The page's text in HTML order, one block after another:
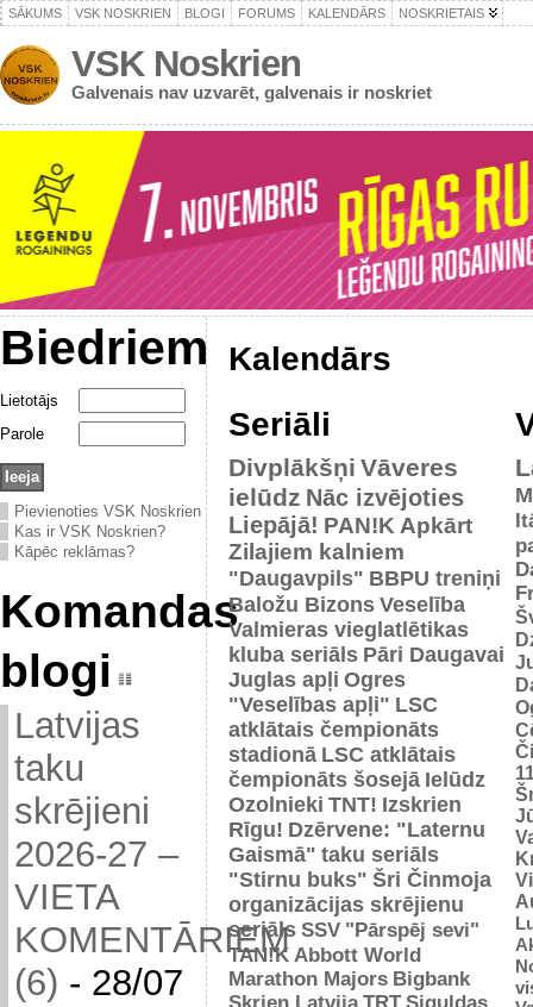
SĀKUMS VSK NOSKRIEN BLOGI FORUMS KALENDĀRS NOSKRIETAIS
VSK Noskrien
Galvenais nav uzvarēt, galvenais ir noskriet
Biedriem
Lietotājs
Parole
Pievienoties VSK Noskrien
Kas ir VSK Noskrien?
Kāpēc reklāmas?
Komandas
blogi
Latvijas
taku
skrējieni
2026-27 –
VIETA
KOMENTĀRIEM
(6) - 28/07
Kalendārs
Seriāli
Divplākšņi Vāveres
ielūdz Nāc izvējoties
Liepājā! PAN!K Apkārt
Zilajiem kalniem
"Daugavpils" BBPU treniņi
Baložu BizonsVeselība
Valmieras vieglatlētikas
kluba seriāls Pāri Daugavai
Juglas apļi Ogres
"Veselības apļi" LSC
atklātais čempionāts
stadionā LSC atklātais
čempionāts šosejā Ielūdz
Ozolnieki TNT! Izskrien
Rīgu! Dzērvene: "Laternu
Gaismā" taku seriāls
"Stirnu buks" Šri Činmoja
organizācijas skrējienu
seriāls SSV "Pārspēj sevi"
TAN!K Abbott World
Marathon Majors Bigbank
Skrien Latvija TRT Siguldas